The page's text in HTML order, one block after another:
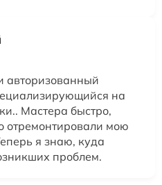
авторизованный
на
Мастера быстро,
отремонтировали мою
я знаю, куда
проблем.